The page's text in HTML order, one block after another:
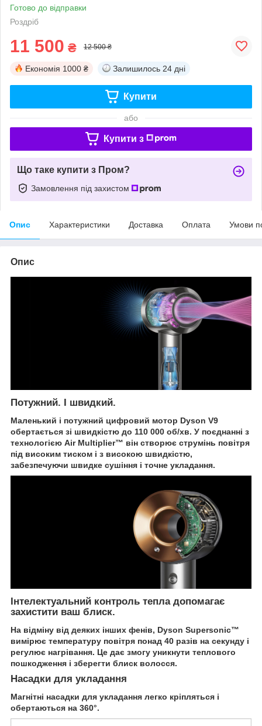
Готово до відправки
Роздріб
11 500 ₴ 12 500 ₴
Економія 1000 ₴ Залишилось 24 дні
Купити
або
Купити з
Що таке купити з Пром?
Замовлення під захистом
Опис Характеристики Доставка Оплата Умови
Опис
Потужний. І швидкий.
Маленький і потужний цифровий мотор Dyson V9
обертається зі швидкістю до 110 000 об/хв. У поєднанні з
технологією Air Multiplier™ він створює струмінь повітря
під високим тиском і з високою швидкістю,
забезпечуючи швидке сушіння і точне укладання.
Інтелектуальний контроль тепла допомагає
захистити ваш блиск.
На відміну від деяких інших фенів, Dyson Supersonic™
вимірює температуру повітря понад 40 разів на секунду і
регулює нагрівання. Це дає змогу уникнути теплового
пошкодження і зберегти блиск волосся.
Насадки для укладання
Магнітні насадки для укладання легко кріпляться і
обертаються на 360°.